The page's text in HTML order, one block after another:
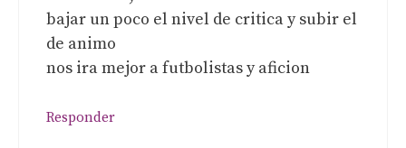
bajar un poco el nivel de critica y subir el
de animo
nos ira mejor a futbolistas y aficion
Responder